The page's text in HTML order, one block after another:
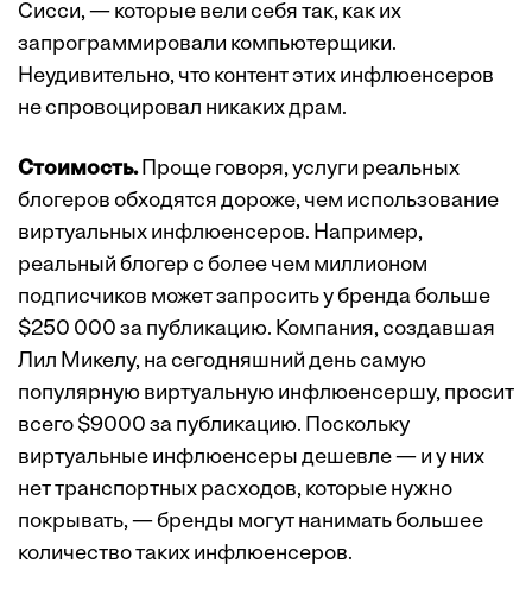
Сисси, — которые вели себя так, как их
запрограммировали компьютерщики.
Неудивительно, что контент этих инфлюенсеров
не спровоцировал никаких драм.
Стоимость.Проще говоря, услуги реальных
блогеров обходятся дороже, чем использование
виртуальных инфлюенсеров. Например,
реальный блогер с более чем миллионом
подписчиков может запросить у бренда больше
$250 000 за публикацию. Компания, создавшая
Лил Микелу, на сегодняшний день самую
популярную виртуальную инфлюенсершу, просит
всего $9000 за публикацию. Поскольку
виртуальные инфлюенсеры дешевле — и у них
нет транспортных расходов, которые нужно
покрывать, — бренды могут нанимать большее
количество таких инфлюенсеров.